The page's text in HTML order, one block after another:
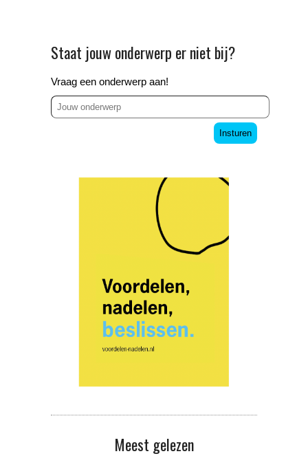
Staat jouw onderwerp er niet bij?
Vraag een onderwerp aan!
Insturen
Meest gelezen